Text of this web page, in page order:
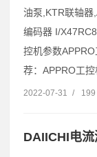
油泵,KTR联轴器
编码器 I/
控机参数
荐：APPRO工控
2022-07-31 / 199
DAIICHI电